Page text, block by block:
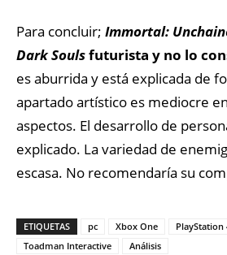
Para concluir; Immortal:
Dark Soulsfuturista y no lo
es aburrida y está explicada de
apartado artístico es mediocre
aspectos. El desarrollo de
explicado. La variedad de
escasa. No recomendaría su
ETIQUETAS pc Xbox One PlayStation
Toadman Interactive
Análisis